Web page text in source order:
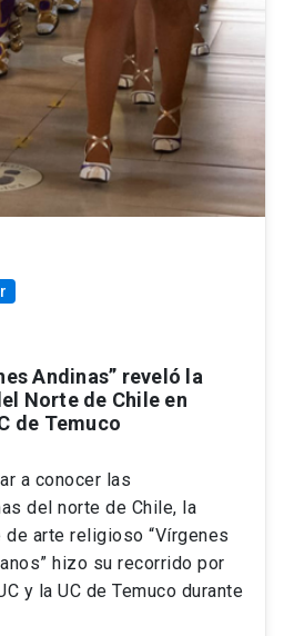
Andinas” reveló la
Norte de Chile en
de Temuco
a conocer las
del norte de Chile, la
arte religioso “Vírgenes
hizo su recorrido por
y la UC de Temuco durante